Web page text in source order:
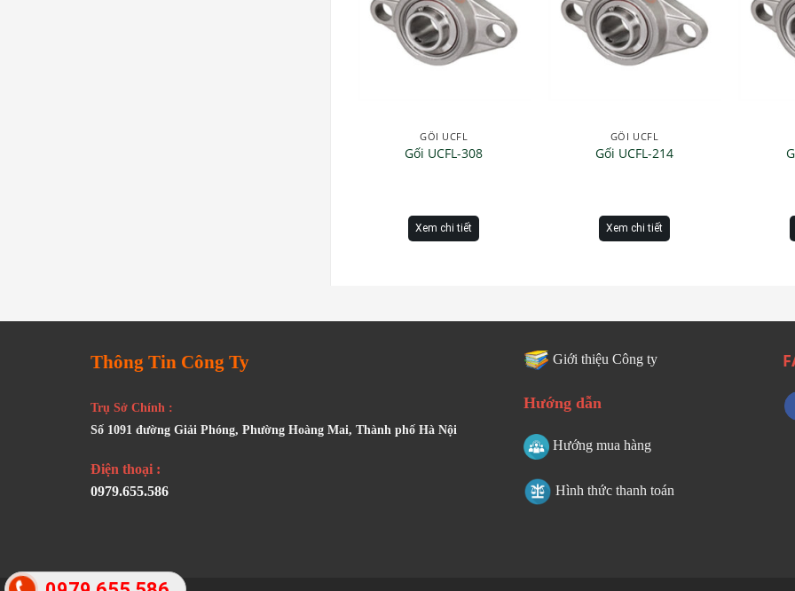
GỐI UCFL
Gối UCFL-308
Xem chi tiết
GỐI UCFL
Gối UCFL-214
Xem chi tiết
Thông Tin Công Ty
Trụ Sở Chính :
Số 1091 đường Giải Phóng, Phường Hoàng Mai, Thành phố Hà Nội
Điện thoại :
0979.655.586
Giới thiệu Công ty
Hướng dẫn
Hướng mua hàng
Hình thức thanh toán